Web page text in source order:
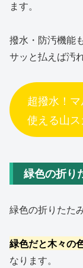
ます。
撥水・防汚機能
サッと払えば汚
超撥水！
使える山ス
緑色の折り
緑色の折りたた
緑色だと木々の
なります。